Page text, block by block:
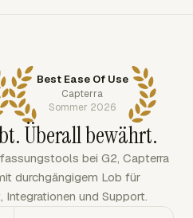
Best Ease Of Use
Capterra
Sommer 2026
Überall bewährt.
bei G2, Capterra
durchgängigem Lob für
Integrationen und Support.